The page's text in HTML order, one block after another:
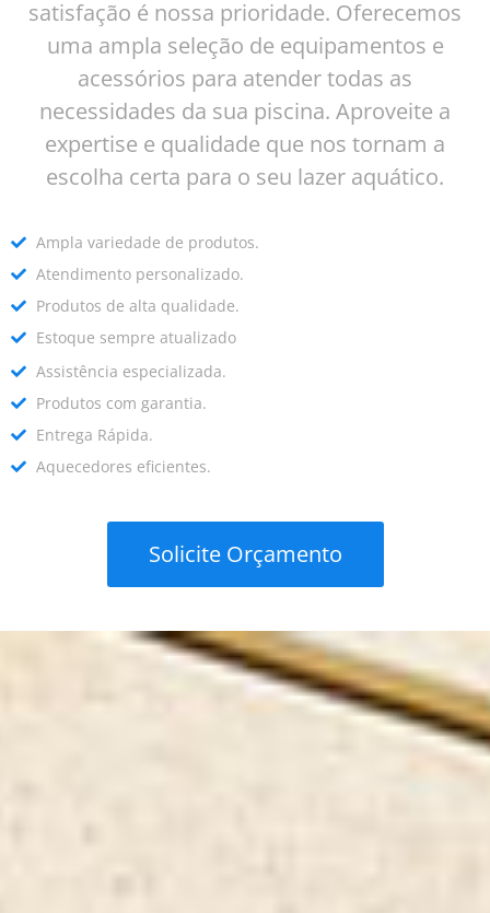
satisfação é nossa prioridade. Oferecemos
uma ampla seleção de equipamentos e
acessórios para atender todas as
necessidades da sua piscina. Aproveite a
expertise e qualidade que nos tornam a
escolha certa para o seu lazer aquático.
Ampla variedade de produtos.
Atendimento personalizado.
Produtos de alta qualidade.
Estoque sempre atualizado
Assistência especializada.
Produtos com garantia.
Entrega Rápida.
Aquecedores eficientes.
Solicite Orçamento